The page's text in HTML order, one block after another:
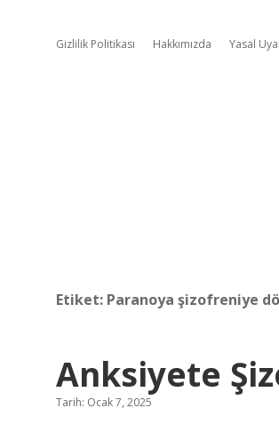
Gizlilik Politikası Hakkımızda Yasal
Etiket: Paranoya şizofreniye
Anksiyete
Tarih: Ocak 7, 2025